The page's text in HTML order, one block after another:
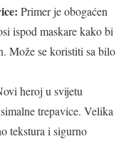
Primer je obogaćen
ispod maskare kako bi
Može se koristiti sa bilo
heroj u svijetu
trepavice. Velika
tekstura i sigurno